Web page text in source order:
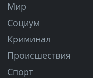
Мир
Социум
Криминал
Происшествия
Спорт